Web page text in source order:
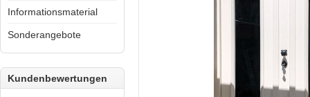
Informationsmaterial
Sonderangebote
Kundenbewertungen